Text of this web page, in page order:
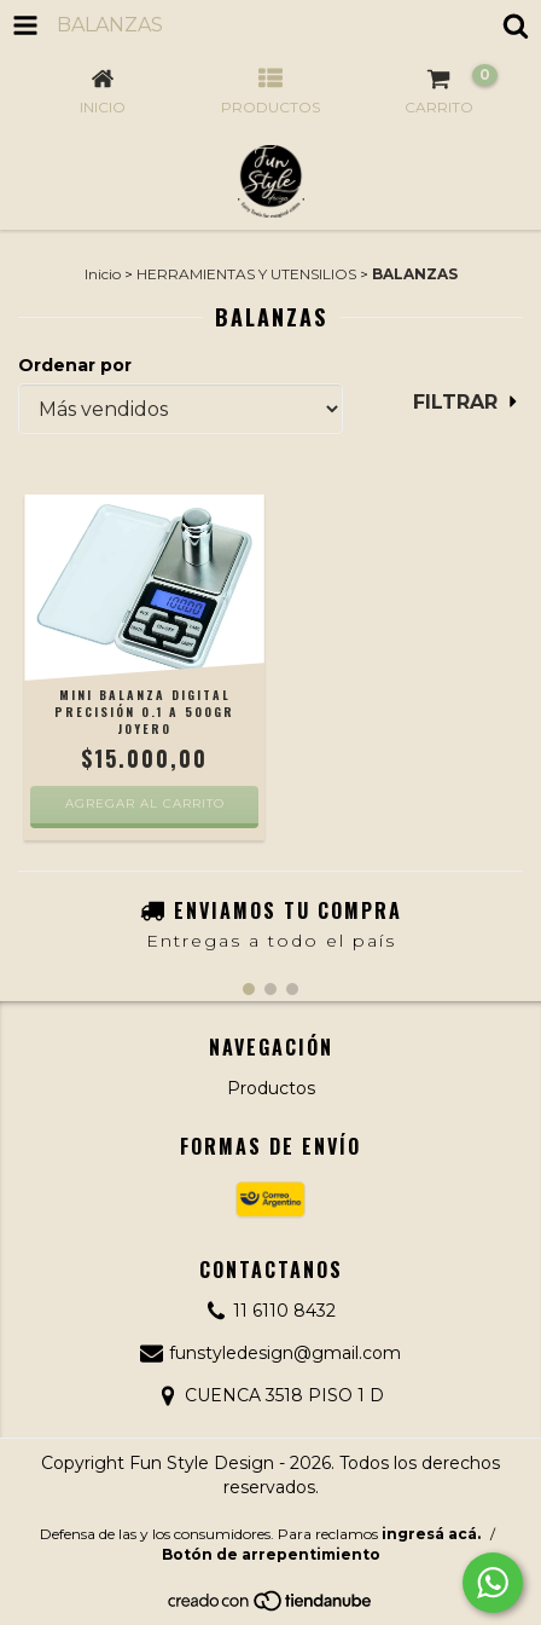
BALANZAS
INICIO PRODUCTOS CARRITO
0
Inicio > HERRAMIENTAS Y UTENSILIOS > BALANZAS
BALANZAS
Ordenar por
FILTRAR
MINI BALANZA DIGITAL
PRECISIÓN 0.1 A 500GR
JOYERO
$15.000,00
ENVIAMOS TU COMPRA
Entregas a todo el país
NAVEGACIÓN
Productos
FORMAS DE ENVÍO
CONTACTANOS
11 6110 8432
funstyledesign@gmail.com
CUENCA 3518 PISO 1 D
Copyright Fun Style Design - 2026. Todos los derechos
reservados.
Defensa de las y los consumidores. Para reclamos ingresá acá. /
Botón de arrepentimiento